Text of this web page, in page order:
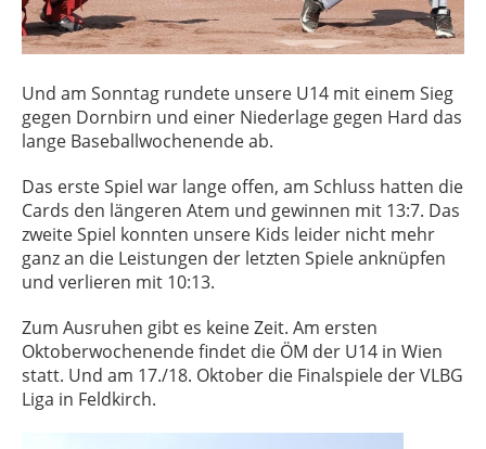
Und am Sonntag rundete unsere U14 mit einem Sieg
gegen Dornbirn und einer Niederlage gegen Hard das
lange Baseballwochenende ab.
Das erste Spiel war lange offen, am Schluss hatten die
Cards den längeren Atem und gewinnen mit 13:7. Das
zweite Spiel konnten unsere Kids leider nicht mehr
ganz an die Leistungen der letzten Spiele anknüpfen
und verlieren mit 10:13.
Zum Ausruhen gibt es keine Zeit. Am ersten
Oktoberwochenende findet die ÖM der U14 in Wien
statt. Und am 17./18. Oktober die Finalspiele der VLBG
Liga in Feldkirch.